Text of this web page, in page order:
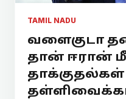
TAMIL NADU
வளைகுடா
தான் ஈரான்
தாக்குதல்கள்